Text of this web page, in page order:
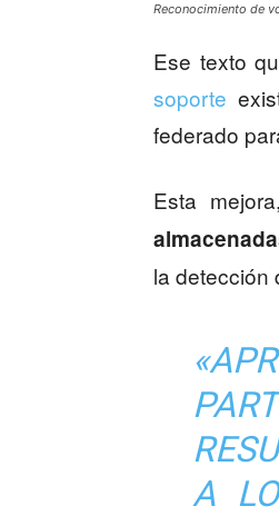
Reconocimiento de
Ese texto
soporte
federado
Esta
la detección
A